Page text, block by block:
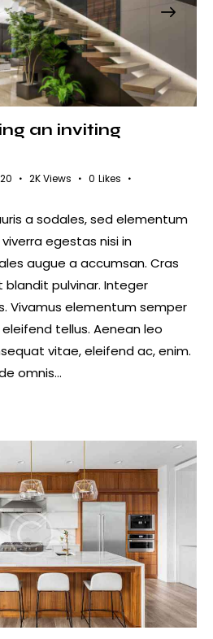
an inviting
2K Views 0 Likes
a sodales, sed elementum
egestas nisi in
augue a accumsan. Cras
pulvinar. Integer
Vivamus elementum semper
tellus. Aenean leo
vitae, eleifend ac, enim.
omnis…